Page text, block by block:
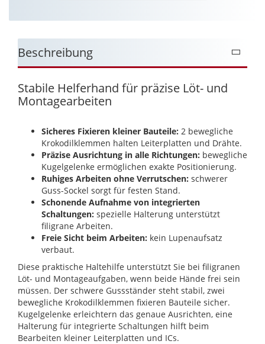
Beschreibung
Stabile Helferhand für präzise Löt- und
Montagearbeiten
Sicheres Fixieren kleiner Bauteile: 2 bewegliche
Krokodilklemmen halten Leiterplatten und Drähte.
Präzise Ausrichtung in alle Richtungen: bewegliche
Kugelgelenke ermöglichen exakte Positionierung.
Ruhiges Arbeiten ohne Verrutschen: schwerer
Guss-Sockel sorgt für festen Stand.
Schonende Aufnahme von integrierten
Schaltungen: spezielle Halterung unterstützt
filigrane Arbeiten.
Freie Sicht beim Arbeiten: kein Lupenaufsatz
verbaut.
Diese praktische Haltehilfe unterstützt Sie bei filigranen
Löt- und Montageaufgaben, wenn beide Hände frei sein
müssen. Der schwere Gussständer steht stabil, zwei
bewegliche Krokodilklemmen fixieren Bauteile sicher.
Kugelgelenke erleichtern das genaue Ausrichten, eine
Halterung für integrierte Schaltungen hilft beim
Bearbeiten kleiner Leiterplatten und ICs.